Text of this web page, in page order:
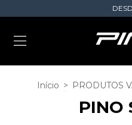
Início > PRODUTOS
PINO